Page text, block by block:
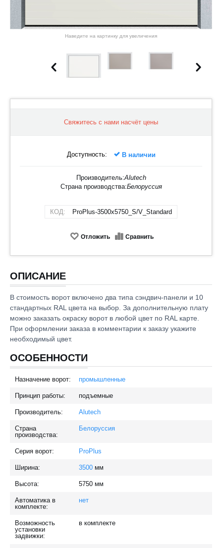
Наведите на картинку для увеличения
Свяжитесь с нами насчёт цены
Доступность: В наличии
Производитель:Alutech
Страна производства:Белоруссия
КОД: ProPlus-3500х5750_S/V_Standard
Отложить Сравнить
ОПИСАНИЕ
В стоимость ворот включено два типа сэндвич-панели и 10
стандартных RAL цвета на выбор. За дополнительную плату
можно заказать окраску ворот в любой цвет по RAL карте.
При оформлении заказа в комментарии к заказу укажите
необходимый цвет.
ОСОБЕННОСТИ
Назначение ворот: промышленные
Принцип работы: подъемные
Производитель: Alutech
Страна
производства:
Белоруссия
Серия ворот: ProPlus
Ширина: 3500 мм
Высота: 5750 мм
Автоматика в
комплекте:
нет
Возможность
установки
задвижки:
в комплекте